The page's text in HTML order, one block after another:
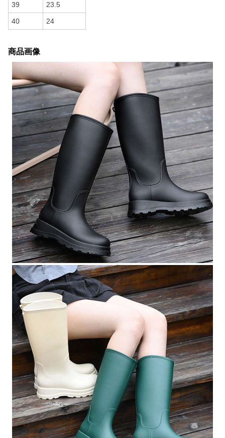
39 23.5
40 24
商品画像